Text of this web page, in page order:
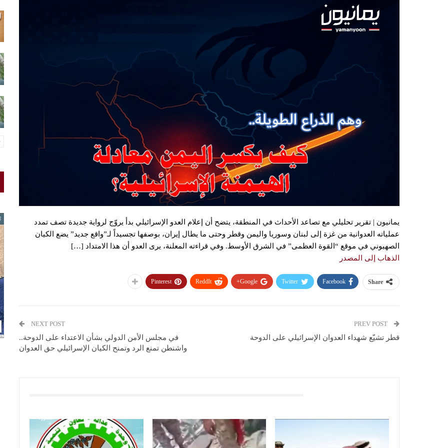
يمانيون | تقرير تحليلي مع تصاعد الأحداث في المنطقة، يتضح أن إعلام العدو الإسرائيلي بدأ يروّج لرواية جديدة تصف تمدد
عملياته العدوانية من غزة إلى لبنان وسوريا واليمن وقطر وحتى ما يطال إيران، بوصفها تجسيداً لـ”واقع جديد” يضع الكيان
الصهيوني في موقع “القوة العظمى” في الشرق الأوسط. وفي قراءته المعلنة، يرى العدو أن هذا الامتداد […]
الذهاب إلى المصدر
Share
Facebook
Twitter
Google+
ReddIt
Pinterest
قطر تشيّع شهداء العدوان الإسرائيلي على الدوحة
NEXT POST
في مجلس الأمن الدولي بشأن الاعتداء على الدوحة..
واشنطن تمنع الرد وتمنح الكيان الإسرائيلي حق العدوان